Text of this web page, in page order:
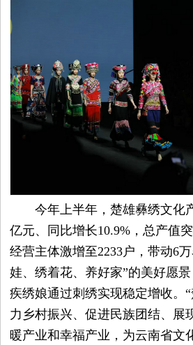
今年上半年，楚雄彝绣文化
亿元、同比增长10.9%，总产值
经营主体激增至2233户，带动6
娃、绣着花、养好家”的美好愿
疾绣娘通过刺绣实现稳定增收。
力乡村振兴、促进民族团结、展
暖产业和幸福产业，为云南省文